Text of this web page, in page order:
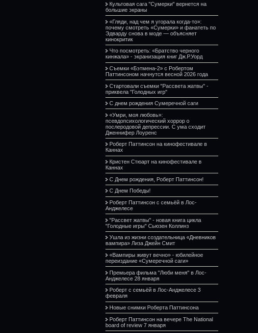
Культовая сага "Сумерки" вернется на
большие экраны
«Гляди, над чем я угорала когда-то»:
почему смотреть «Сумерки» и фанатеть по
Эдварду снова в моде — объясняет
кинокритик
Что посмотреть: «Братство черного
кинжала» - экранизация книг Дж.Р.Уорд
Съемки «Бэтмена-2» с Робертом
Паттинсоном начнутся весной 2026 года
Стартовали съемки "Рассвета жатвы" -
приквела "Голодных игр"
С днем рождения Сумеречной саги
«Умри, моя любовь»:
псевдопсихологический хоррор о
послеродовой депрессии. С ума сходит
Дженнифер Лоуренс
Роберт Паттинсон на кинофестивале в
Каннах
Кристен Стюарт на кинофестивале в
Каннах
С Днем рождения, Роберт Паттинсон!
С Днем Победы!
Роберт Паттинсон с семьёй в Лос-
Анджелесе
"Рассвет жатвы" - новая книга цикла
"Голодные игры" Сьюзен Коллинз
Ушла из жизни создательница «Дневников
вампира» Лиза Джейн Смит
«Вампиры живут вечно» - юбилейное
переиздание «Сумеречной саги»
Премьера фильма "Люби меня" в Лос-
Анджелесе 28 января
Роберт с семьёй в Лос-Анджелесе 3
февраля
Новые снимки Роберта Паттинсона
Роберт Паттинсон на вечере The National
board of review 7 января